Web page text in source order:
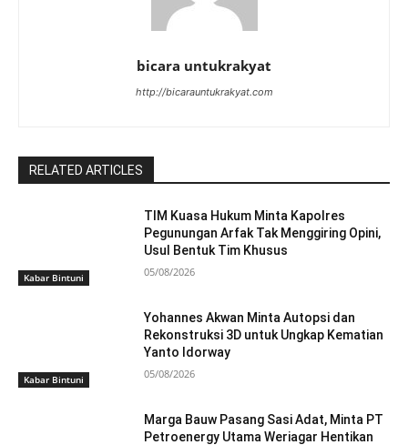
bicara untukrakyat
http://bicarauntukrakyat.com
RELATED ARTICLES
Kabar Bintuni
TIM Kuasa Hukum Minta Kapolres
Pegunungan Arfak Tak Menggiring Opini,
Usul Bentuk Tim Khusus
05/08/2026
Kabar Bintuni
Yohannes Akwan Minta Autopsi dan
Rekonstruksi 3D untuk Ungkap Kematian
Yanto Idorway
05/08/2026
Marga Bauw Pasang Sasi Adat, Minta PT
Petroenergy Utama Weriagar Hentikan